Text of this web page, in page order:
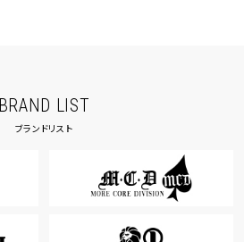
BRAND LIST
ブランドリスト